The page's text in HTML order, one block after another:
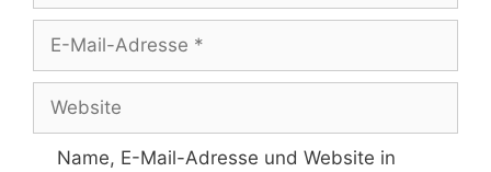
Mail-
Adresse
Name, E-Mail-Adresse und Website in